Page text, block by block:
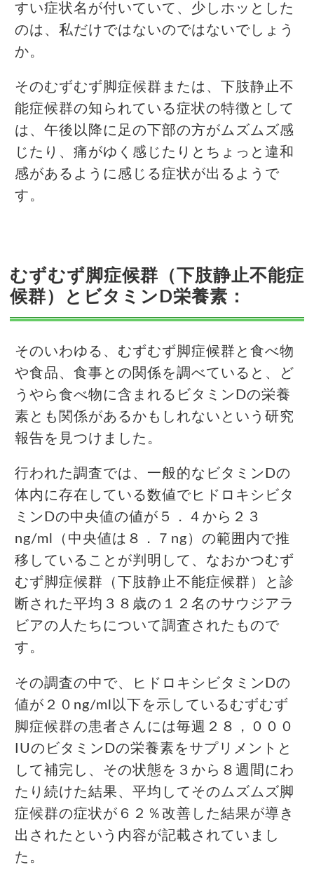
すい症状名が付いていて、少しホッとした
のは、私だけではないのではないでしょう
か。
そのむずむず脚症候群または、下肢静止不
能症候群の知られている症状の特徴として
は、午後以降に足の下部の方がムズムズ感
じたり、痛がゆく感じたりとちょっと違和
感があるように感じる症状が出るようで
す。
むずむず脚症候群（下肢静止不能症
候群）とビタミンD栄養素：
そのいわゆる、むずむず脚症候群と食べ物
や食品、食事との関係を調べていると、ど
うやら食べ物に含まれるビタミンDの栄養
素とも関係があるかもしれないという研究
報告を見つけました。
行われた調査では、一般的なビタミンDの
体内に存在している数値でヒドロキシビタ
ミンDの中央値の値が５．４から２３
ng/ml（中央値は８．７ng）の範囲内で推
移していることが判明して、なおかつむず
むず脚症候群（下肢静止不能症候群）と診
断された平均３８歳の１２名のサウジアラ
ビアの人たちについて調査されたもので
す。
その調査の中で、ヒドロキシビタミンDの
値が２０ng/ml以下を示しているむずむず
脚症候群の患者さんには毎週２８，０００
IUのビタミンDの栄養素をサプリメントと
して補完し、その状態を３から８週間にわ
たり続けた結果、平均してそのムズムズ脚
症候群の症状が６２％改善した結果が導き
出されたという内容が記載されていまし
た。